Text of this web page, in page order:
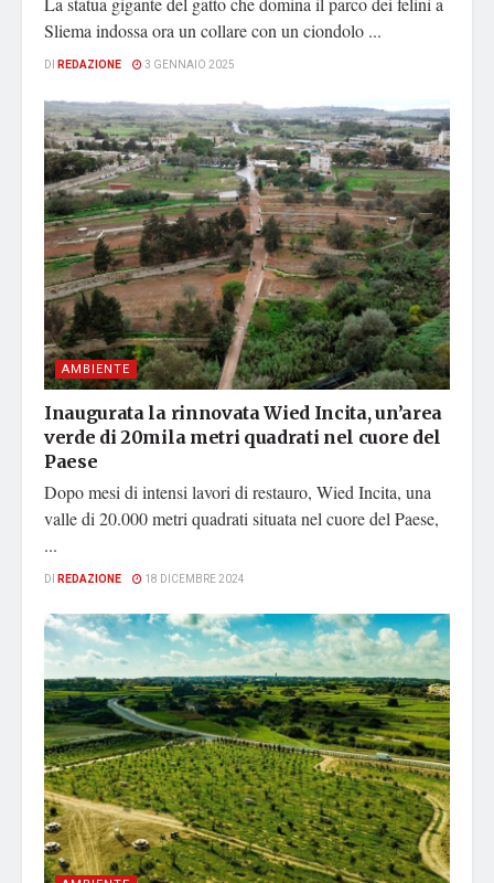
Sliema indossa ora un collare con un ciondolo ...
DI REDAZIONE 3 GENNAIO 2025
AMBIENTE
Inaugurata la rinnovata Wied Incita, un’area
verde di 20mila metri quadrati nel cuore del
Paese
Dopo mesi di intensi lavori di restauro, Wied Incita, una
valle di 20.000 metri quadrati situata nel cuore del Paese,
...
DI REDAZIONE 18 DICEMBRE 2024